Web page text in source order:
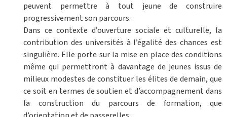
peuvent permettre à tout jeune de construire
progressivement son parcours.
Dans ce contexte d’ouverture sociale et culturelle, la
contribution des universités à l’égalité des chances est
singulière. Elle porte sur la mise en place des conditions
même qui permettront à davantage de jeunes issus de
milieux modestes de constituer les élites de demain, que
ce soit en termes de soutien et d’accompagnement dans
la construction du parcours de formation, que